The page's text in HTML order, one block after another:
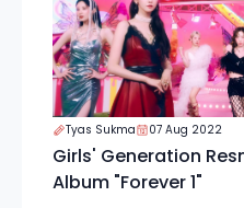
Tyas Sukma 07 Aug 2022
Girls' Generation
Album "Forever 1"